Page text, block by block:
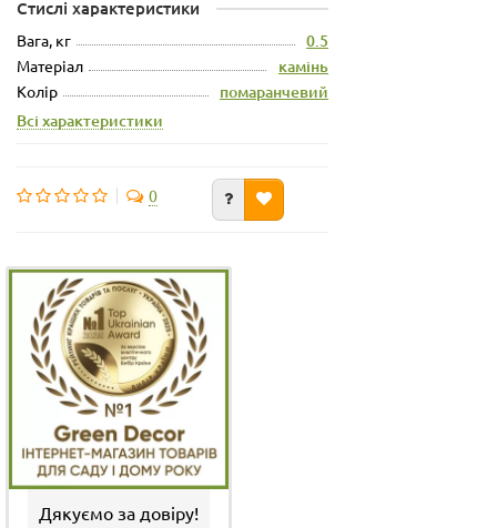
Стислі характеристики
Вага, кг 0.5
Матеріал камінь
Колір
помаранчевий
Всі характеристики
0
Дякуємо за довіру!